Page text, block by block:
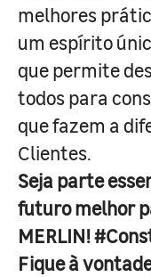
melhores
um espírito
que permite
todos para
que fazem a
Clientes.
Seja parte
futuro melhor
MERLIN!
Fique à